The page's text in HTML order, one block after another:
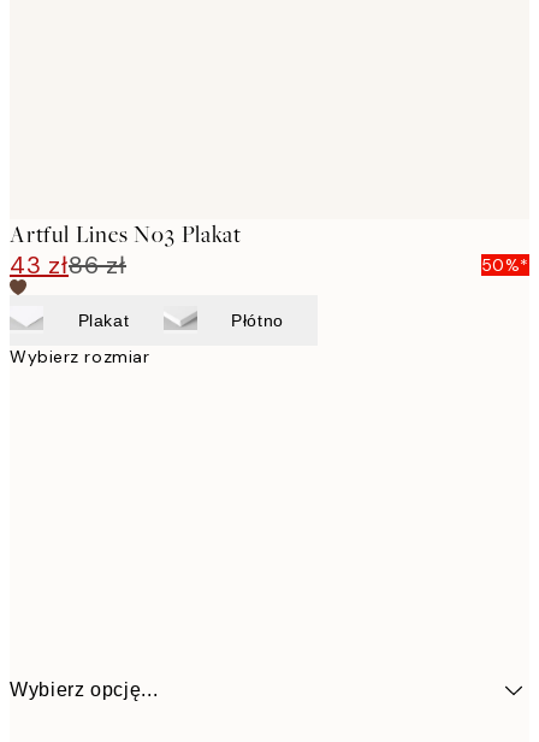
Artful Lines No3 Plakat
43 zł86 zł 50%*
Plakat Płótno
Wybierz rozmiar
Wybierz opcję...